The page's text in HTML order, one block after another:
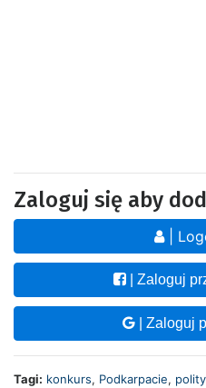
Zaloguj się aby
|
| Zaloguj
| Zaloguj
Tagi: konkurs, Podkarpacie,